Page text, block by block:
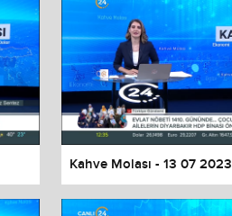
Done
Kahve Molası - 13 07 2023